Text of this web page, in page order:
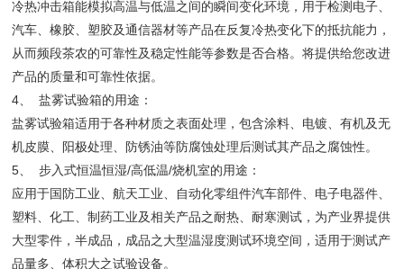
冷热冲击箱能模拟高温与低温之间的瞬间变化环境，用于检测电子、
汽车、橡胶、塑胶及通信器材等产品在反复冷热变化下的抵抗能力，
从而频段茶农的可靠性及稳定性能等参数是否合格。将提供给您改进
产品的质量和可靠性依据。
4、 盐雾试验箱的用途：
盐雾试验箱适用于各种材质之表面处理，包含涂料、电镀、有机及无
机皮膜、阳极处理、防锈油等防腐蚀处理后测试其产品之腐蚀性。
5、 步入式恒温恒湿/高低温/烧机室的用途：
应用于国防工业、航天工业、自动化零组件汽车部件、电子电器件、
塑料、化工、制药工业及相关产品之耐热、耐寒测试，为产业界提供
大型零件，半成品，成品之大型温湿度测试环境空间，适用于测试产
品量多、体积大之试验设备。